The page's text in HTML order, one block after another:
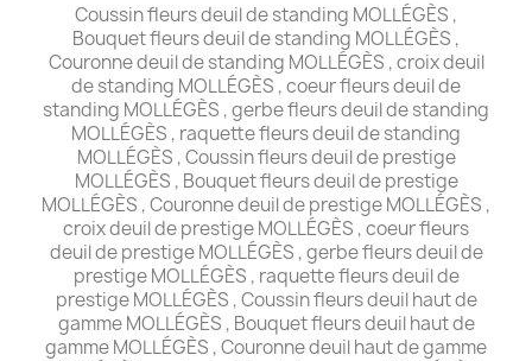
Coussin fleurs deuil de standing MOLLÉGÈS ,
Bouquet fleurs deuil de standing MOLLÉGÈS ,
Couronne deuil de standing MOLLÉGÈS , croix deuil
de standing MOLLÉGÈS , coeur fleurs deuil de
standing MOLLÉGÈS , gerbe fleurs deuil de standing
MOLLÉGÈS , raquette fleurs deuil de standing
MOLLÉGÈS , Coussin fleurs deuil de prestige
MOLLÉGÈS , Bouquet fleurs deuil de prestige
MOLLÉGÈS , Couronne deuil de prestige MOLLÉGÈS ,
croix deuil de prestige MOLLÉGÈS , coeur fleurs
deuil de prestige MOLLÉGÈS , gerbe fleurs deuil de
prestige MOLLÉGÈS , raquette fleurs deuil de
prestige MOLLÉGÈS , Coussin fleurs deuil haut de
gamme MOLLÉGÈS , Bouquet fleurs deuil haut de
gamme MOLLÉGÈS , Couronne deuil haut de gamme